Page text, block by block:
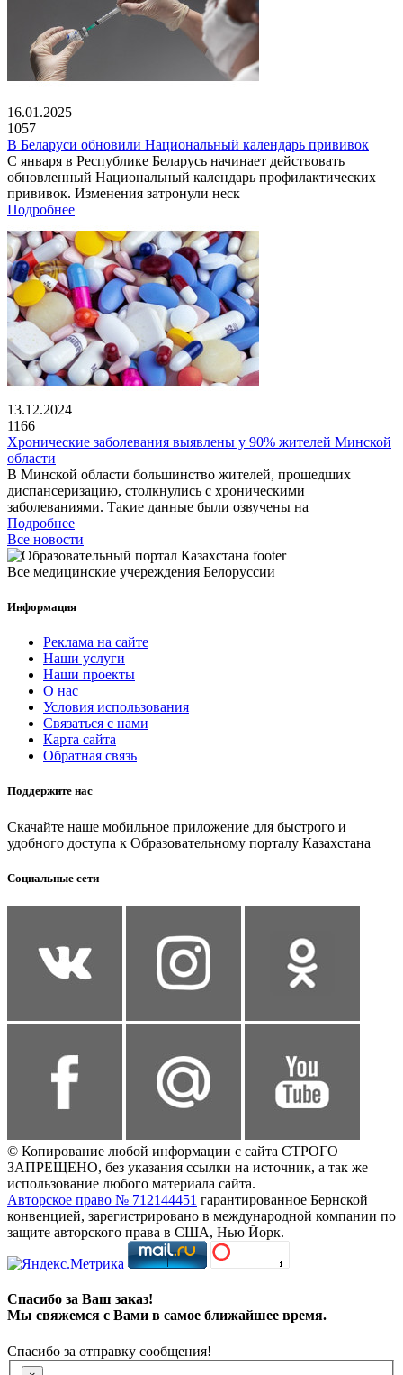
16.01.2025
1057
В Беларуси обновили Национальный календарь прививок
С января в Республике Беларусь начинает действовать
обновленный Национальный календарь профилактических
прививок. Изменения затронули неск
Подробнее
13.12.2024
1166
Хронические заболевания выявлены у 90% жителей Минской
области
В Минской области большинство жителей, прошедших
диспансеризацию, столкнулись с хроническими
заболеваниями. Такие данные были озвучены на
Подробнее
Все новости
Все медицинские учереждения Белоруссии
Информация
Реклама на сайте
Наши услуги
Наши проекты
О нас
Условия использования
Связаться с нами
Карта сайта
Обратная связь
Поддержите нас
Скачайте наше мобильное приложение для быстрого и
удобного доступа к Образовательному порталу Казахстана
Социальные сети
© Копирование любой информации с сайта СТРОГО
ЗАПРЕЩЕНО, без указания ссылки на источник, а так же
использование любого материала сайта.
Авторское право № 712144451 гарантированное Бернской
конвенцией, зарегистрировано в международной компании по
защите авторского права в США, Нью Йорк.
Спасибо за Ваш заказ!
Мы свяжемся с Вами в самое ближайшее время.
Спасибо за отправку сообщения!